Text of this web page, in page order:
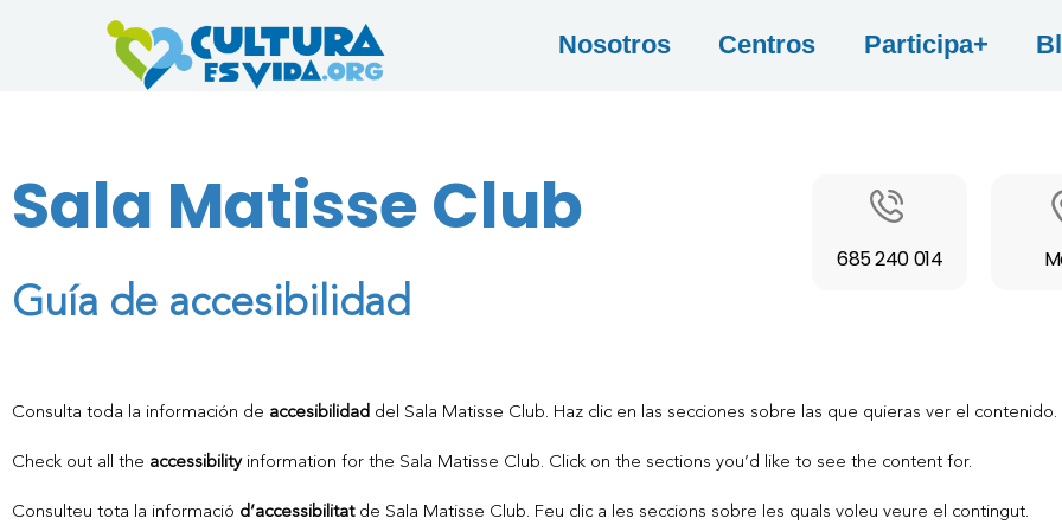
Nosotros Centros Participa+
Sala Matisse Club
Guía de accesibilidad
685 240 014
Consulta toda la información de accesibilidad del Sala Matisse Club. Haz clic en las secciones sobre las que quieras ver el contenido.
Check out all the accessibilityinformation for the Sala Matisse Club. Click on the sections you’d like to see the content for.
Consulteu tota la informació d’accessibilitatde Sala Matisse Club. Feu clic a les seccions sobre les quals voleu veure el contingut.